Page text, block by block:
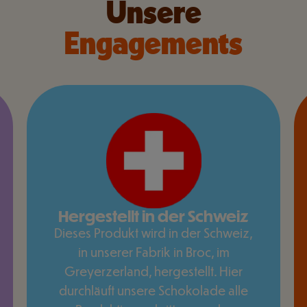
Unsere
Engagements
Hergestellt in der Schweiz
Dieses Produkt wird in der Schweiz,
in unserer Fabrik in Broc, im
Greyerzerland, hergestellt. Hier
durchläuft unsere Schokolade alle